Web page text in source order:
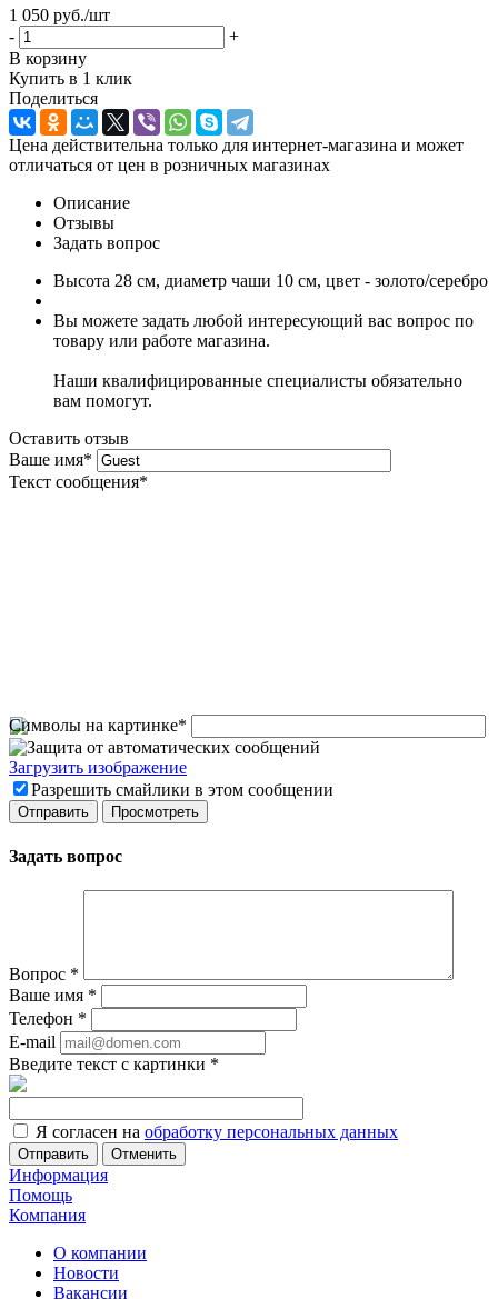
1 050 руб./шт
-
+
В корзину
Купить в 1 клик
Поделиться
Цена действительна только для интернет-магазина и может
отличаться от цен в розничных магазинах
Описание
Отзывы
Задать вопрос
Высота 28 см, диаметр чаши 10 см, цвет - золото/серебро
Вы можете задать любой интересующий вас вопрос по
товару или работе магазина.
Наши квалифицированные специалисты обязательно
вам помогут.
Оставить отзыв
Ваше имя*
Текст сообщения*
Символы на картинке*
Загрузить изображение
Разрешить смайлики в этом сообщении
Задать вопрос
Вопрос *
Ваше имя *
Телефон *
E-mail
Введите текст с картинки *
Я согласен на обработку персональных данных
Отменить
Информация
Помощь
Компания
О компании
Новости
Вакансии